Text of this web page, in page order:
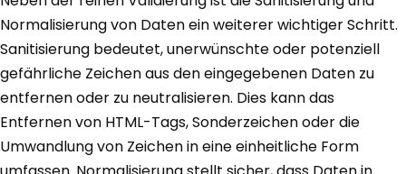
Normalisierung von Daten ein weiterer wichtiger Schritt.
Sanitisierung bedeutet, unerwünschte oder potenziell
gefährliche Zeichen aus den eingegebenen Daten zu
entfernen oder zu neutralisieren. Dies kann das
Entfernen von HTML-Tags, Sonderzeichen oder die
Umwandlung von Zeichen in eine einheitliche Form